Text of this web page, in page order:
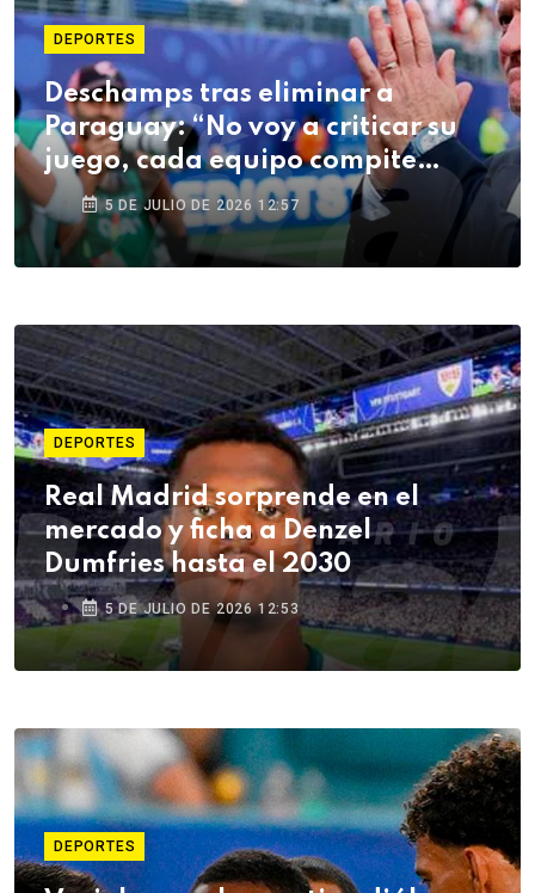
DEPORTES
Deschamps tras eliminar a
Paraguay: “No voy a criticar su
juego, cada equipo compite
como quiere”
5 DE JULIO DE 2026 12:57
DEPORTES
Real Madrid sorprende en el
mercado y ficha a Denzel
Dumfries hasta el 2030
5 DE JULIO DE 2026 12:53
DEPORTES